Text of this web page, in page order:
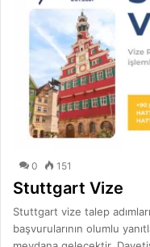
0 151
Stuttgart Vize
Stuttgart vize talep
başvurularının olumlu